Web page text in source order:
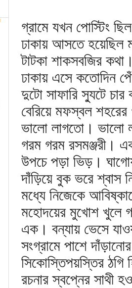
গ্রামে যখন পোস্টিং
ঢাকায় আসতে হয়েছিল
টাটকা শাকসবজির
ঢাকায় এসে কতোদিন
দুটো সাফারি স্যুটে চার
বেরিয়ে মফস্বল শহরের
ভালো লাগতো। ভালো
গরম গরম রসমঞ্জরী।
উপচে পড়া ভিড়।
দাঁড়িয়ে বুক ভরে শ্বাস
মধ্যে নিজেকে
মহোদয়ের মুখোশ খুলে
এক। বন্যায় ভেসে
সংগ্রামে পাশে
সিকোস্তিপয়স্তির ঠগি
রচনার স্বপ্নের সাথী